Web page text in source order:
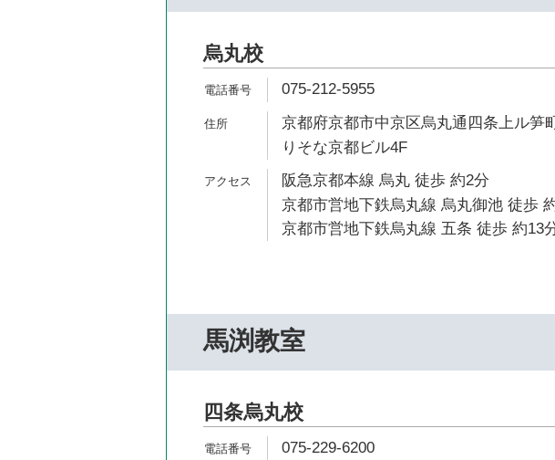
烏丸校
075-212-5955
京都府京都市中京区烏丸通四条上ル笋
りそな京都ビル4F
阪急京都本線 烏丸 徒歩 約2分
京都市営地下鉄烏丸線 烏丸御池 徒歩
京都市営地下鉄烏丸線 五条 徒歩 約13
馬渕教室
四条烏丸校
075-229-6200